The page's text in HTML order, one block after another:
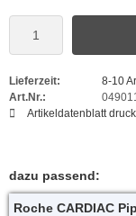
Lieferzeit:
8-10
Art.Nr.:
Artikeldatenblatt
dazu passend:
Roche CARDIAC